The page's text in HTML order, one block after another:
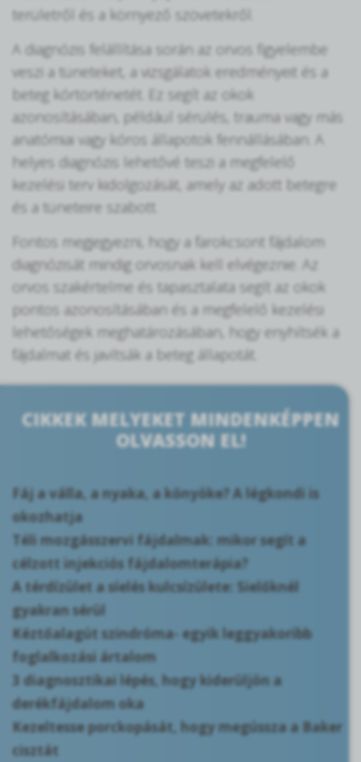
területről és a környező szövetekről.
A diagnózis felállítása során az orvos figyelembe
veszi a tüneteket, a vizsgálatok eredményeit és a
beteg kórtörténetét. Ez segít az okok
azonosításában, például sérülés, trauma vagy más
anatómiai vagy kóros állapotok fennállásában. A
helyes diagnózis lehetővé teszi a megfelelő
kezelési terv kidolgozását, amely az adott betegre
és a tüneteire szabott.
Fontos megjegyezni, hogy a farokcsont fájdalom
diagnózisát mindig orvosnak kell elvégeznie. Az
orvos szakértelme és tapasztalata segít az okok
pontos azonosításában és a megfelelő kezelési
lehetőségek meghatározásában, hogy enyhítsék a
fájdalmat és javítsák a beteg állapotát.
CIKKEK MELYEKET MINDENKÉPPEN
OLVASSON EL!
Fáj a válla, a nyaka, a könyöke? A légkondi is
okozhatja
Téli mozgásszervi fájdalmak: mikor segít a
célzott injekciós fájdalomterápia?
A térdízület a síelés kulcsízülete: Sielőknél
gyakran sérül
Kéztőalagút szindróma- egyik leggyakoribb
foglalkozási ártalom
3 diagnosztikai lépés, hogy kiderüljön a
derékfájdalom oka
Kezeltesse porckopását, hogy megússza a Baker
cisztát